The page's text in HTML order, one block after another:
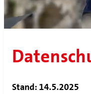
Stand: 14.5.2025